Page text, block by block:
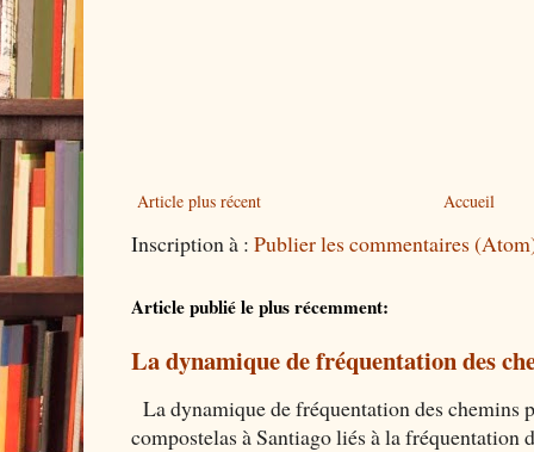
Article plus récent Accueil
Inscription à : Publier les commentaires
Article publié le plus récemment:
La dynamique de fréquentation des
La dynamique de fréquentation des chemins
compostelas à Santiago liés à la fréquentation